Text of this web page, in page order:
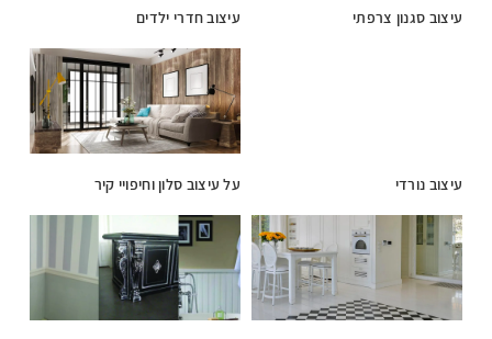
עיצוב סגנון צרפתי עיצוב חדרי ילדים
עיצוב נורדי על עיצוב סלון וחיפויי קיר